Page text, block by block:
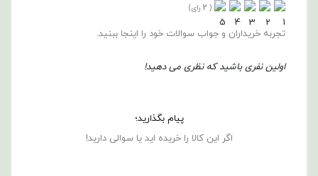
(
2 رای)
تجربه خریداران و جواب سوالات خود را اینجا ببنید.
اولین نفری باشید که نظری می دهید!
پیام بگذارید؛
اگر این کالا را خریده اید یا سوالی دارید!